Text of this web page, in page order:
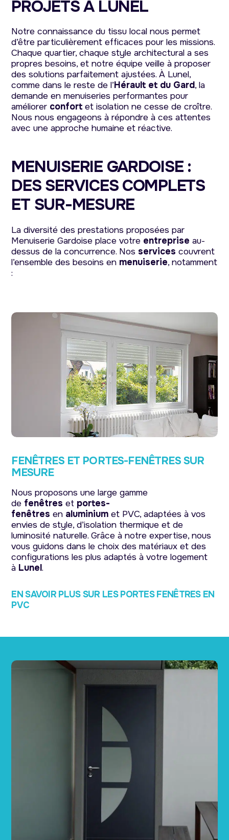
PROJETS À LUNEL
Notre connaissance du tissu local nous permet
d’être particulièrement efficaces pour les missions.
Chaque quartier, chaque style architectural a ses
propres besoins, et notre équipe veille à proposer
des solutions parfaitement ajustées. À Lunel,
comme dans le reste de l’Hérault et du Gard, la
demande en menuiseries performantes pour
améliorer confortet isolation ne cesse de croître.
Nous nous engageons à répondre à ces attentes
avec une approche humaine et réactive.
MENUISERIE GARDOISE :
DES SERVICES COMPLETS
ET SUR-MESURE
La diversité des prestations proposées par
Menuiserie Gardoise place votre entreprise au-
dessus de la concurrence. Nos services couvrent
l’ensemble des besoins en menuiserie, notamment
:
FENÊTRES ET PORTES-FENÊTRES SUR
MESURE
Nous proposons une large gamme
de fenêtres et portes-
fenêtres en aluminium et PVC, adaptées à vos
envies de style, d’isolation thermique et de
luminosité naturelle. Grâce à notre expertise, nous
vous guidons dans le choix des matériaux et des
configurations les plus adaptés à votre logement
à Lunel.
EN SAVOIR PLUS SUR LES PORTES FENÊTRES EN
PVC